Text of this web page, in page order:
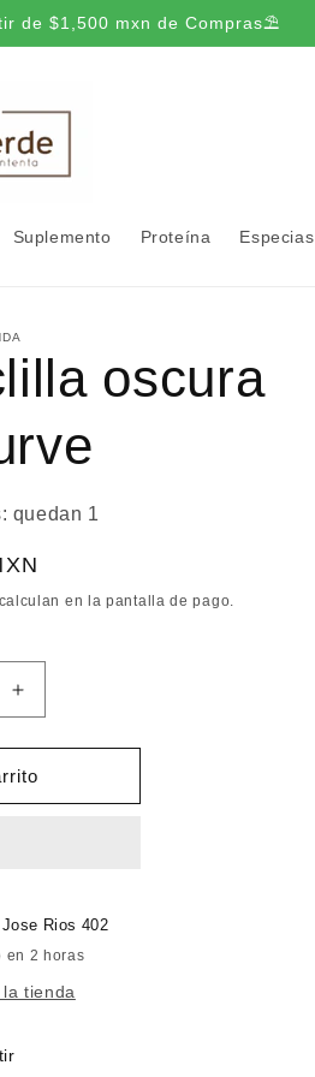
de $1,500 mxn de Compras⛱️
Suplemento Proteína Especias
oscura
quedan 1
en la pantalla de pago.
Aumentar
cantidad
para
pantalon
mezclilla
Rios 402
en 2 horas
tienda